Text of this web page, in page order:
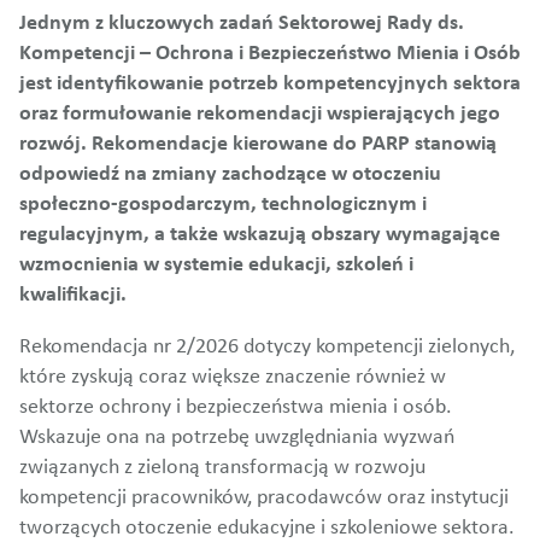
Jednym z kluczowych zadań Sektorowej Rady ds.
Kompetencji – Ochrona i Bezpieczeństwo Mienia i Osób
jest identyfikowanie potrzeb kompetencyjnych sektora
oraz formułowanie rekomendacji wspierających jego
rozwój. Rekomendacje kierowane do PARP stanowią
odpowiedź na zmiany zachodzące w otoczeniu
społeczno-gospodarczym, technologicznym i
regulacyjnym, a także wskazują obszary wymagające
wzmocnienia w systemie edukacji, szkoleń i
kwalifikacji.
Rekomendacja nr 2/2026 dotyczy kompetencji zielonych,
które zyskują coraz większe znaczenie również w
sektorze ochrony i bezpieczeństwa mienia i osób.
Wskazuje ona na potrzebę uwzględniania wyzwań
związanych z zieloną transformacją w rozwoju
kompetencji pracowników, pracodawców oraz instytucji
tworzących otoczenie edukacyjne i szkoleniowe sektora.